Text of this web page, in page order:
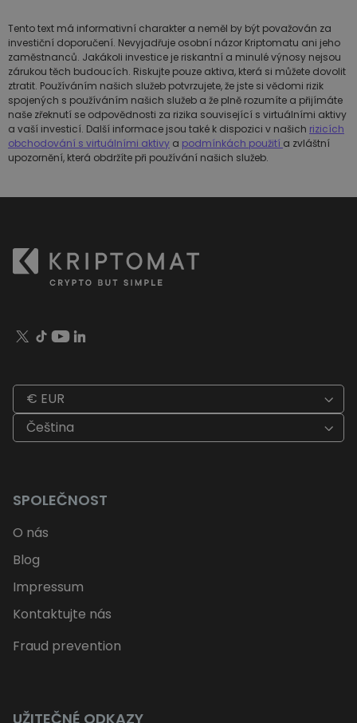
Tento text má informativní charakter a neměl by být považován za
investiční doporučení. Nevyjadřuje osobní názor Kriptomatu ani jeho
zaměstnanců. Jakákoli investice je riskantní a minulé výnosy nejsou
zárukou těch budoucích. Riskujte pouze aktiva, která si můžete dovolit
ztratit. Používáním našich služeb potvrzujete, že jste si vědomi rizik
spojených s používáním našich služeb a že plně rozumíte a přijímáte
naše zřeknutí se odpovědnosti za rizika související s virtuálními aktivy
a vaší investicí. Další informace jsou také k dispozici v našich rizicích
obchodování s virtuálními aktivy a podmínkách použití a zvláštní
upozornění, která obdržíte při používání našich služeb.
€ EUR
Čeština
SPOLEČNOST
O nás
Blog
Impressum
Kontaktujte nás
Fraud prevention
UŽITEČNÉ ODKAZY